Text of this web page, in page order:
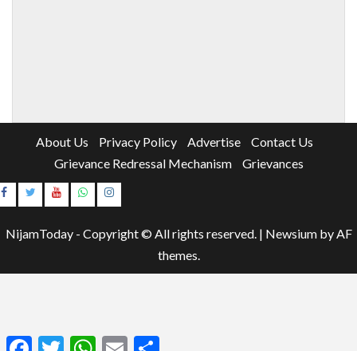
About Us Privacy Policy Advertise
Contact Us
Grievance Redressal Mechanism
Grievances
Instagram
NijamToday - Copyright © All rights reserved. | Newsiumby AF
themes.
FacebookTwitterWhatsApp
Email